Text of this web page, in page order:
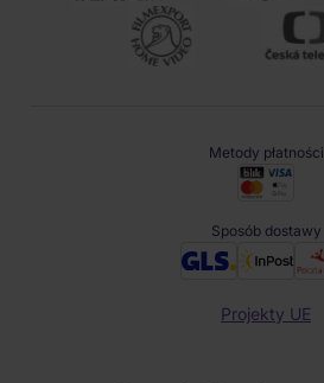
Metody płatności
Sposób dostawy
Projekty UE